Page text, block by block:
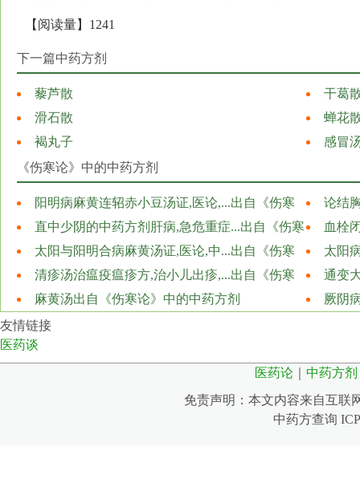
【阅读量】1241
下一篇中药方剂
藜芦散
干葛
滑石散
蝉花
褐丸子
感冒
《伤寒论》中的中药方剂
阳明病麻黄连轺赤小豆汤证,医论,...出自《伤寒
论》中的中药方剂
论结
中的中
直中少阴的中药方剂肝病,急危重症...出自《伤寒
论》中的中药方剂
血栓
寒论》
太阳与阳明合病麻黄汤证,医论,中...出自《伤寒
论》中的中药方剂
太阳
论》中
清疹汤治瘟疫瘟疹方,治小儿出疹,...出自《伤寒
论》中的中药方剂
通变
论》中
麻黄汤出自《伤寒论》中的中药方剂
厥阴
友情链接
医药谈
医药论 中药方剂
免责声明：本文内容来自互联
中药方查询